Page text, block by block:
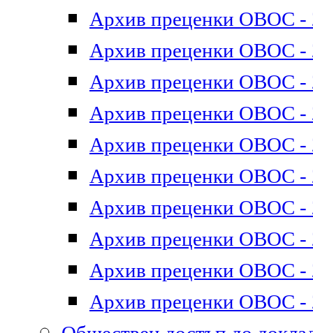
Архив преценки ОВОС -
Архив преценки ОВОС -
Архив преценки ОВОС -
Архив преценки ОВОС -
Архив преценки ОВОС -
Архив преценки ОВОС -
Архив преценки ОВОС -
Архив преценки ОВОС -
Архив преценки ОВОС -
Архив преценки ОВОС -